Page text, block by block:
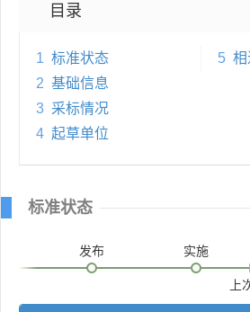
目录
1 标准状态
2 基础信息
3 采标情况
4 起草单位
5 相
标准状态
发布 实施
上